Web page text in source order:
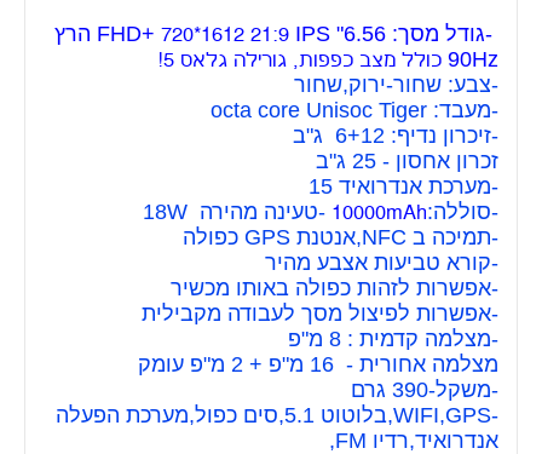
-גודל מסך: 6.56" FHD+ 720*1612 21:9
IPS הרץ
90Hz כולל מצב כפפות, גורילה גלאס 5!
-צבע: שחור-ירוק,שחור
-מעבד: octa core Unisoc Tiger
-זיכרון נדיף: 6+12 ג"ב
זכרון אחסון - 25 ג"ב
-מערכת אנדרואיד 15
-סוללה:10000mAh -טעינה מהירה 18W
-תמיכה ב NFC,אנטנת GPS כפולה
-קורא טביעות אצבע מהיר
-אפשרות לזהות כפולה באותו מכשיר
-אפשרות לפיצול מסך לעבודה מקבילית
-מצלמה קדמית : 8 מ"פ
מצלמה אחורית - 16 מ"פ + 2 מ"פ עומק
-משקל-390 גרם
-WIFI,GPS,בלוטוט 5.1,סים כפול,מערכת הפעלה
אנדרואיד,רדיו FM,